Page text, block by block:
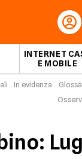
INTERNET
E MOBILE
In evidenza